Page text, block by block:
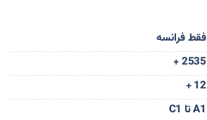
فقط فرانسه
+ 2535
+ 12
A1 تا C1